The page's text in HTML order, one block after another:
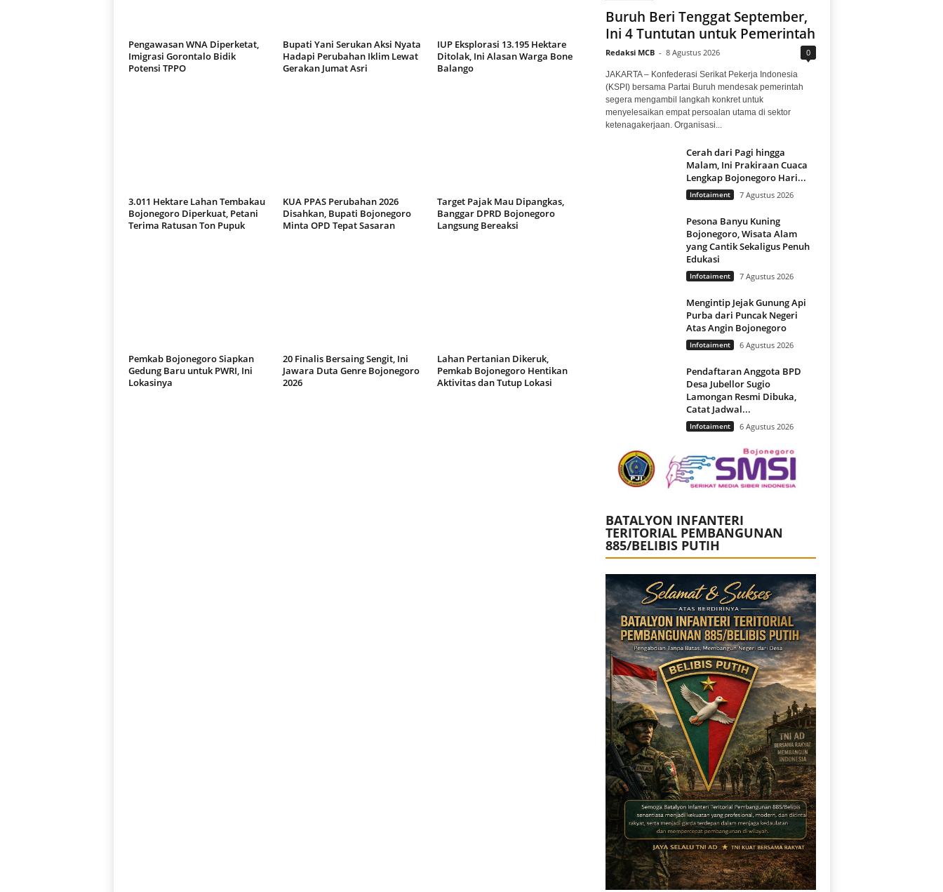
Pengawasan WNA Diperketat,
Imigrasi Gorontalo Bidik
Potensi TPPO
Bupati Yani Serukan Aksi Nyata
Hadapi Perubahan Iklim Lewat
Gerakan Jumat Asri
IUP Eksplorasi 13.195 Hektare
Ditolak, Ini Alasan Warga Bone
Balango
3.011 Hektare Lahan Tembakau
Bojonegoro Diperkuat, Petani
Terima Ratusan Ton Pupuk
KUA PPAS Perubahan 2026
Disahkan, Bupati Bojonegoro
Minta OPD Tepat Sasaran
Target Pajak Mau Dipangkas,
Banggar DPRD Bojonegoro
Langsung Bereaksi
Pemkab Bojonegoro Siapkan
Gedung Baru untuk PWRI, Ini
Lokasinya
20 Finalis Bersaing Sengit, Ini
Jawara Duta Genre Bojonegoro
2026
Lahan Pertanian Dikeruk,
Pemkab Bojonegoro Hentikan
Aktivitas dan Tutup Lokasi
Buruh Beri Tenggat September,
Ini 4 Tuntutan untuk Pemerintah
Redaksi MCB - 8 Agustus 2026 0
JAKARTA – Konfederasi Serikat Pekerja Indonesia
(KSPI) bersama Partai Buruh mendesak pemerintah
segera mengambil langkah konkret untuk
menyelesaikan empat persoalan utama di sektor
ketenagakerjaan. Organisasi...
Cerah dari Pagi hingga
Malam, Ini Prakiraan Cuaca
Lengkap Bojonegoro Hari...
Infotaiment 7 Agustus 2026
Pesona Banyu Kuning
Bojonegoro, Wisata Alam
yang Cantik Sekaligus Penuh
Edukasi
Infotaiment 7 Agustus 2026
Mengintip Jejak Gunung Api
Purba dari Puncak Negeri
Atas Angin Bojonegoro
Infotaiment 6 Agustus 2026
Pendaftaran Anggota BPD
Desa Jubellor Sugio
Lamongan Resmi Dibuka,
Catat Jadwal...
Infotaiment 6 Agustus 2026
BATALYON INFANTERI
TERITORIAL PEMBANGUNAN
885/BELIBIS PUTIH